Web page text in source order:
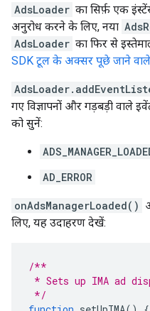
AdsLoader का सिर्फ़ एक
अनुरोध करने के लिए, नया
AdsLoader का फिर से
SDK टूल के अक्सर पूछे जाने
गए विज्ञापनों और गड़बड़ी वाले
को सुनें:
AD_ERROR
onAdsManagerLoaded()
लिए, यह उदाहरण देखें:
/**
* Sets up IMA ad
*/